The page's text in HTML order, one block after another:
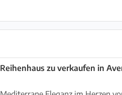
Reihenhaus zu verkaufen in